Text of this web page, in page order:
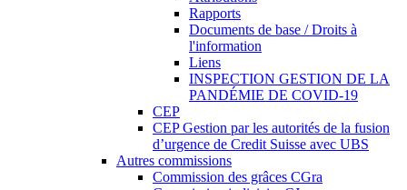
Rapports
Documents de base / Droits à
l'information
Liens
INSPECTION GESTION DE LA
PANDÉMIE DE COVID-19
CEP
CEP Gestion par les autorités de la fusion
d’urgence de Credit Suisse avec UBS
Autres commissions
Commission des grâces CGra